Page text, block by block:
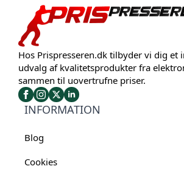
Hos Prispresseren.dk tilbyder vi dig et
udvalg af kvalitetsprodukter fra
sammen til uovertrufne priser.
INFORMATION
Blog
Cookies